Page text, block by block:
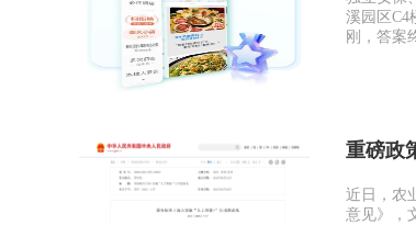
溪园区C4
刚，答案
重磅政
近日，农
意见》，